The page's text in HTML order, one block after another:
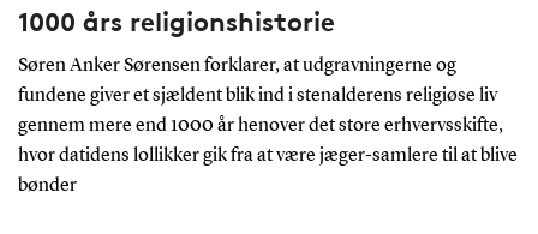
1000 års religionshistorie
Søren Anker Sørensen forklarer, at udgravningerne og
fundene giver et sjældent blik ind i stenalderens religiøse liv
gennem mere end 1000 år henover det store erhvervsskifte,
hvor datidens lollikker gik fra at være jæger-samlere til at blive
bønder